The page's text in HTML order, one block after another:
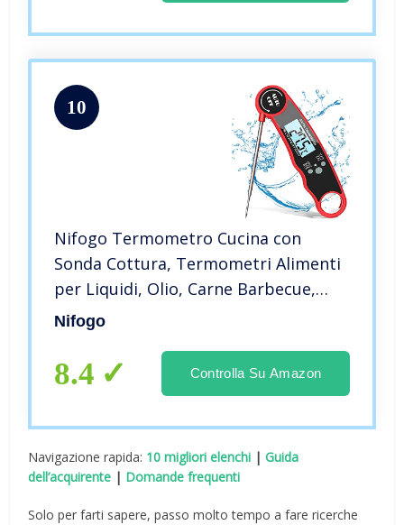
10
Nifogo Termometro Cucina con
Sonda Cottura, Termometri Alimenti
per Liquidi, Olio, Carne Barbecue,
Cibo, Grill, Dolci, Latte, Frittura,
LCD Termometro(Rosso)
Nifogo
8.4 Controlla Su Amazon
Navigazione rapida: 10 migliori elenchi |Guida
dell’acquirente | Domande frequenti
Solo per farti sapere, passo molto tempo a fare ricerche